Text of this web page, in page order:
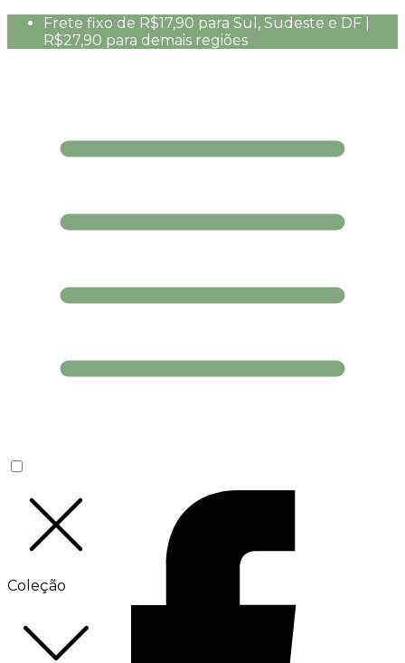
Frete fixo de R$17,90 para Sul, Sudeste e DF |
R$27,90 para demais regiões
Coleção